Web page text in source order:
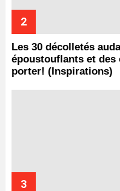
Les 30 décolletés
époustouflants et
porter! (Inspirations)